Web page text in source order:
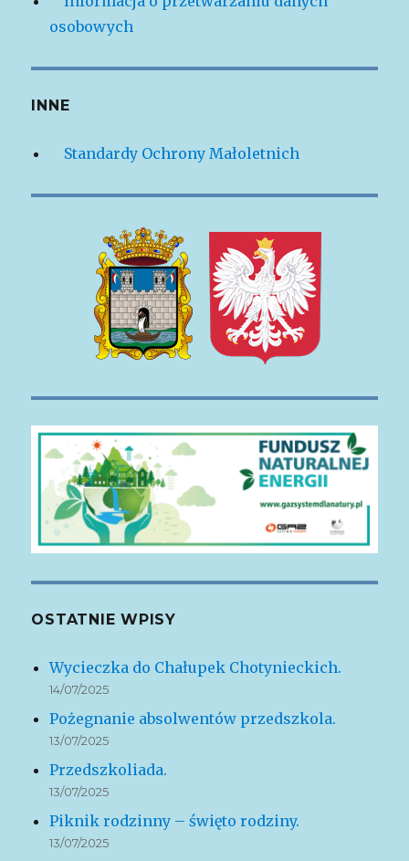
osobowych
INNE
Standardy Ochrony Małoletnich
OSTATNIE WPISY
Wycieczka do Chałupek Chotynieckich.
14/07/2025
Pożegnanie absolwentów przedszkola.
13/07/2025
Przedszkoliada.
13/07/2025
Piknik rodzinny – święto rodziny.
13/07/2025